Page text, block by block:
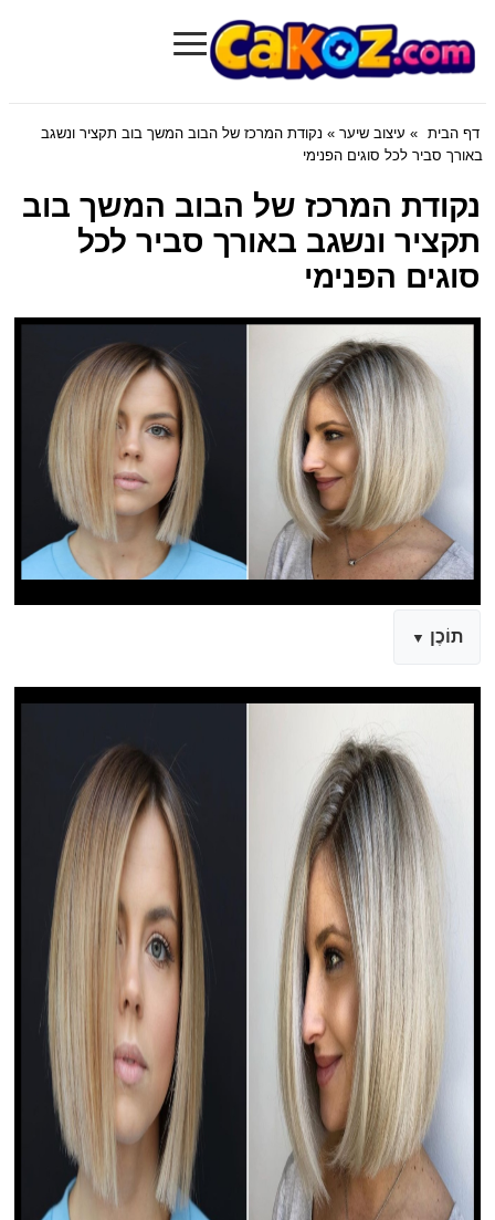
Cakoz.com
≡
דף הבית » עיצוב שיער » נקודת המרכז של הבוב המשך בוב תקציר ונשגב
באורך סביר לכל סוגים הפנימי
נקודת המרכז של הבוב המשך בוב
תקציר ונשגב באורך סביר לכל
סוגים הפנימי
תוֹכֶן